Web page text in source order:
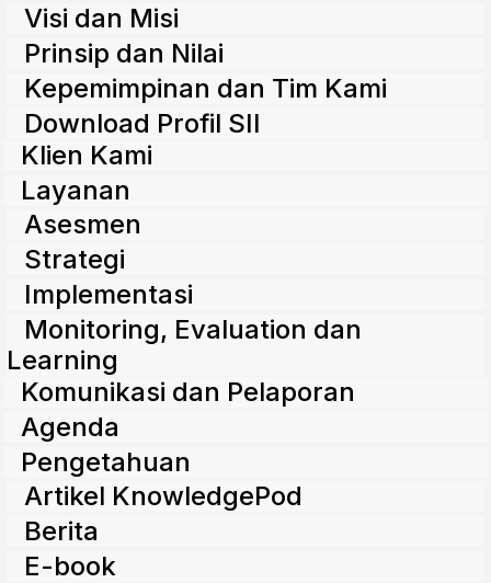
Visi dan Misi
Prinsip dan Nilai
Kepemimpinan dan Tim Kami
Download Profil SII
Klien Kami
Layanan
Asesmen
Strategi
Implementasi
Monitoring, Evaluation dan
Learning
Komunikasi dan Pelaporan
Agenda
Pengetahuan
Artikel KnowledgePod
Berita
E-book